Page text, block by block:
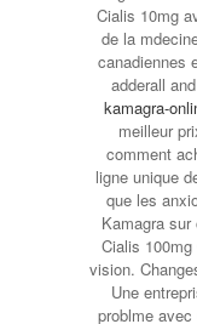
Cialis 10mg
de la
canadiennes
adderall and
kamagra-
meilleur
comment
ligne unique
que les
Kamagra
Cialis
vision.
Une
problme